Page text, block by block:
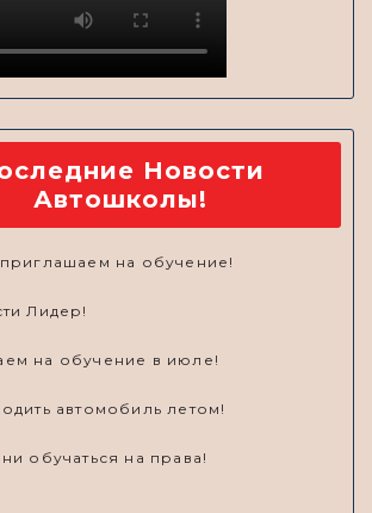
Новости
Автошколы!
на обучение!
Лидер!
на обучение в июле!
автомобиль летом!
обучаться на права!